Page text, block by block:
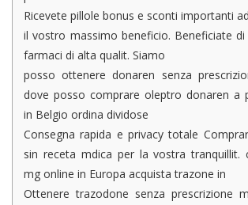
Ricevete pillole bonus e sconti importanti
il vostro massimo beneficio. Beneficiate
farmaci di alta qualit. Siamo
posso ottenere donaren senza
dove posso comprare oleptro donaren a
in Belgio ordina dividose
Consegna rapida e privacy totale
sin receta mdica per la vostra tranquillit.
mg online in Europa acquista trazone in
Ottenere trazodone senza prescrizione